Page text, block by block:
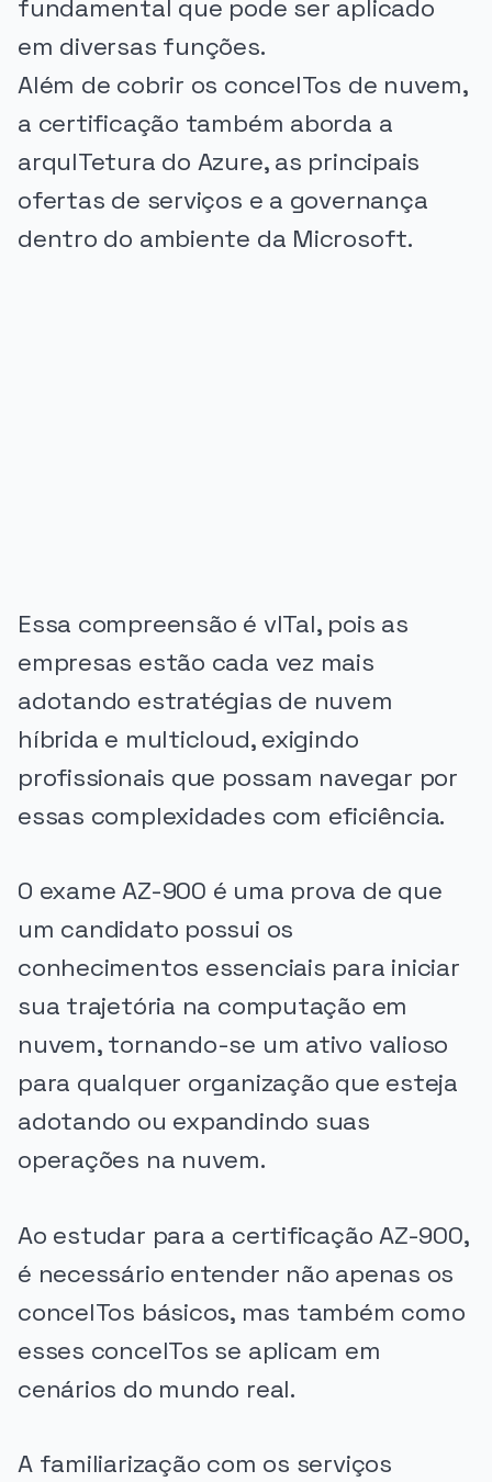
fundamental que pode ser aplicado
em diversas funções.
Além de cobrir os conceITos de nuvem,
a certificação também aborda a
arquITetura do Azure, as principais
ofertas de serviços e a governança
dentro do ambiente da Microsoft.
Essa compreensão é vITal, pois as
empresas estão cada vez mais
adotando estratégias de nuvem
híbrida e multicloud, exigindo
profissionais que possam navegar por
essas complexidades com eficiência.
O exame AZ-900 é uma prova de que
um candidato possui os
conhecimentos essenciais para iniciar
sua trajetória na computação em
nuvem, tornando-se um ativo valioso
para qualquer organização que esteja
adotando ou expandindo suas
operações na nuvem.
Ao estudar para a certificação AZ-900,
é necessário entender não apenas os
conceITos básicos, mas também como
esses conceITos se aplicam em
cenários do mundo real.
A familiarização com os serviços